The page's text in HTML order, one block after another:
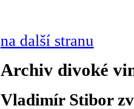
na další stranu
Archiv divoké
Vladimír Stibor